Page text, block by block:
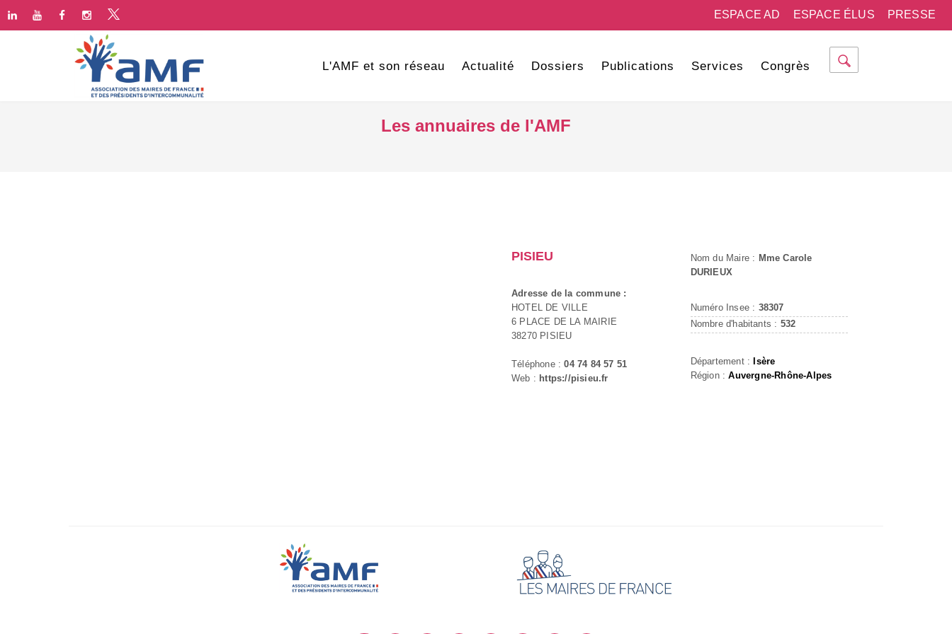
PRESSE
ESPACE ÉLUS
ESPACE AD
L'AMF et son réseau Actualité Dossiers Publications Services Congrès
Les annuaires de l'AMF
PISIEU
Adresse de la commune :
HOTEL DE VILLE
6 PLACE DE LA MAIRIE
38270 PISIEU
Téléphone :04 74 84 57 51
Web : https://pisieu.fr
Nom du Maire : Mme Carole
DURIEUX
Numéro Insee : 38307
Nombre d'habitants : 532
Département :
Isère
Région :Auvergne-Rhône-Alpes